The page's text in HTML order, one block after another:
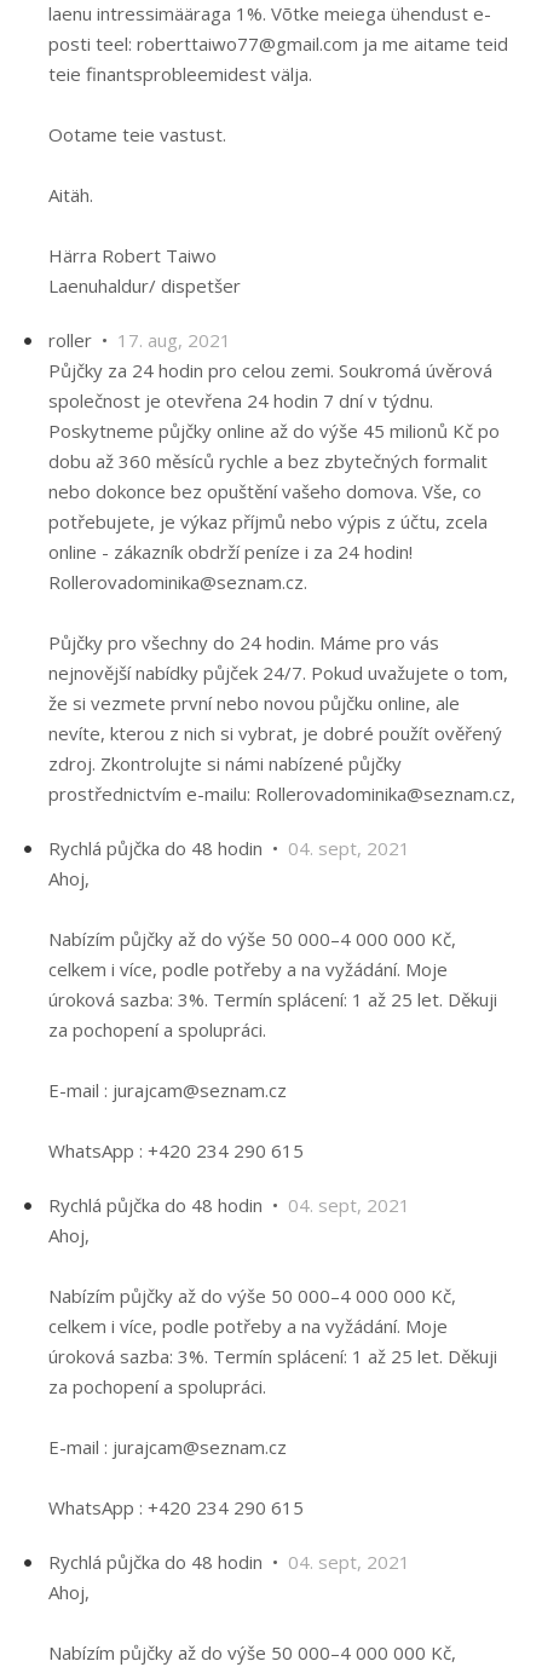
laenu intressimääraga 1%. Võtke meiega ühendust e-
posti teel: roberttaiwo77@gmail.com ja me aitame teid
teie finantsprobleemidest välja.
Ootame teie vastust.
Aitäh.
Härra Robert Taiwo
Laenuhaldur/ dispetšer
roller • 17. aug, 2021
Půjčky za 24 hodin pro celou zemi. Soukromá úvěrová
společnost je otevřena 24 hodin 7 dní v týdnu.
Poskytneme půjčky online až do výše 45 milionů Kč po
dobu až 360 měsíců rychle a bez zbytečných formalit
nebo dokonce bez opuštění vašeho domova. Vše, co
potřebujete, je výkaz příjmů nebo výpis z účtu, zcela
online - zákazník obdrží peníze i za 24 hodin!
Rollerovadominika@seznam.cz.
Půjčky pro všechny do 24 hodin. Máme pro vás
nejnovější nabídky půjček 24/7. Pokud uvažujete o tom,
že si vezmete první nebo novou půjčku online, ale
nevíte, kterou z nich si vybrat, je dobré použít ověřený
zdroj. Zkontrolujte si námi nabízené půjčky
prostřednictvím e-mailu: Rollerovadominika@seznam.cz,
Rychlá půjčka do 48 hodin • 04. sept, 2021
Ahoj,
Nabízím půjčky až do výše 50 000–4 000 000 Kč,
celkem i více, podle potřeby a na vyžádání. Moje
úroková sazba: 3%. Termín splácení: 1 až 25 let. Děkuji
za pochopení a spolupráci.
E-mail : jurajcam@seznam.cz
WhatsApp : +420 234 290 615
Rychlá půjčka do 48 hodin • 04. sept, 2021
Ahoj,
Nabízím půjčky až do výše 50 000–4 000 000 Kč,
celkem i více, podle potřeby a na vyžádání. Moje
úroková sazba: 3%. Termín splácení: 1 až 25 let. Děkuji
za pochopení a spolupráci.
E-mail : jurajcam@seznam.cz
WhatsApp : +420 234 290 615
Rychlá půjčka do 48 hodin • 04. sept, 2021
Ahoj,
Nabízím půjčky až do výše 50 000–4 000 000 Kč,